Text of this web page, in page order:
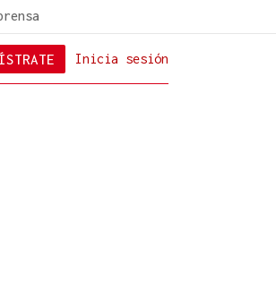
Inicia sesión